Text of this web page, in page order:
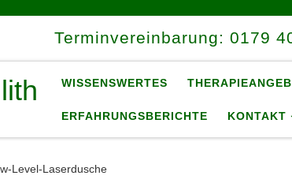
Terminvereinbarung: 0179
WISSENSWERTES
ERFAHRUNGSBERICHTE KONTAKT
Level-Laserdusche